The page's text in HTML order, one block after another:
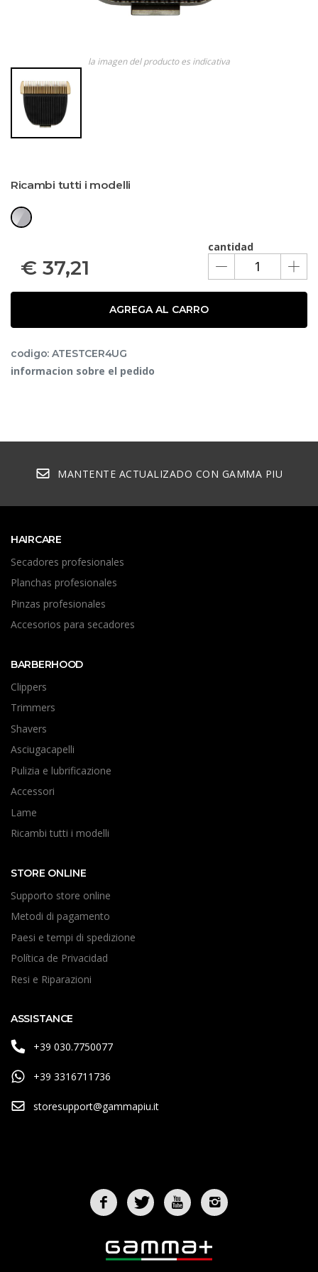
la imagen del producto es indicativa
Ricambi tutti i modelli
cantidad
€ 37,21
AGREGA AL CARRO
codigo: ATESTCER4UG
informacion sobre el pedido
MANTENTE ACTUALIZADO CON GAMMA PIU
HAIRCARE
Secadores profesionales
Planchas profesionales
Pinzas profesionales
Accesorios para secadores
BARBERHOOD
Clippers
Trimmers
Shavers
Asciugacapelli
Pulizia e lubrificazione
Accessori
Lame
Ricambi tutti i modelli
STORE ONLINE
Supporto store online
Metodi di pagamento
Paesi e tempi di spedizione
Política de Privacidad
Resi e Riparazioni
ASSISTANCE
+39 030.7750077
+39 3316711736
storesupport@gammapiu.it